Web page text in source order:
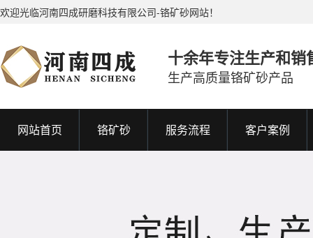
欢迎光临河南四成研磨科技有限公司-铬矿砂网站！
十余年专注生产和销
生产高质量铬矿砂产品
网站首页 铬矿砂 服务流程 客户案例